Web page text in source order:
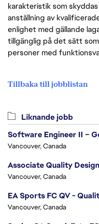
karakteristik som
anställning av
enlighet med gällande
tillgänglig på det sätt
personer med
Tillbaka till jobblistan
Liknande jobb
Software Engineer II –
Vancouver, Canada
Associate Quality
Vancouver, Canada
EA Sports FC QV -
Vancouver, Canada